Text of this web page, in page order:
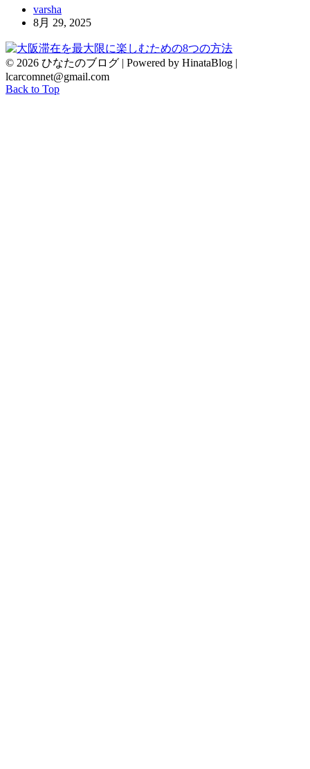
varsha
8月 29, 2025
© 2026 ひなたのブログ | Powered by HinataBlog |
lcarcomnet@gmail.com
Back to Top